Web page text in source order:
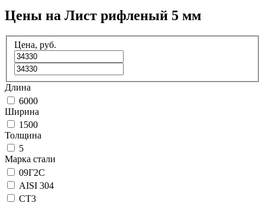
Цены на Лист рифленый 5 мм
Цена, руб.
Длина
6000
Ширина
1500
Толщина
5
Марка стали
09Г2С
AISI 304
СТ3